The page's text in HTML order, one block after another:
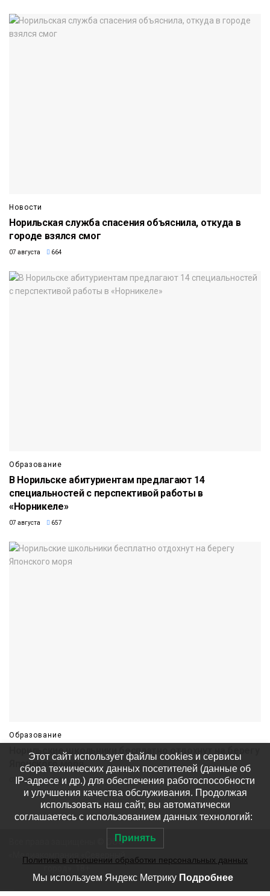
Новости
Норильская служба спасения объяснила, откуда в
городе взялся смог
07 августа 664
Образование
В Норильске абитуриентам предлагают 14
специальностей с перспективой работы в
«Норникеле»
07 августа 657
Образование
Норильские школьники бесплатно отдохнут на берегу
Японского моря
07 августа 611
Все права защищены © ООО
«Медиакомпания «Северный
Этот сайт использует файлы cookies и сервисы
сбора технических данных посетителей (данные об
IP-адресе и др.) для обеспечения работоспособности
и улучшения качества обслуживания. Продолжая
использовать наш сайт, вы автоматически
соглашаетесь с использованием данных технологий:
Принять
Политика в отношении обработки персональных данных
Мы используем Яндекс Метрику Подробнее